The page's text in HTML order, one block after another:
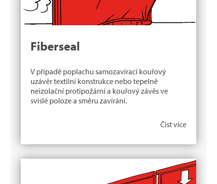
Fiberseal
V případě poplachu samozavírací kouřový
uzávěr textilní konstrukce nebo tepelně
neizolační protipožární a kouřový závěs ve
svislé poloze a směru zavírání.
Číst více